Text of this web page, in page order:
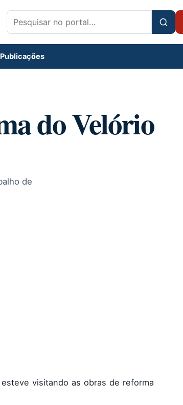
Pesquisar por:
Publicações
do Velório
de
visitando as obras de reforma